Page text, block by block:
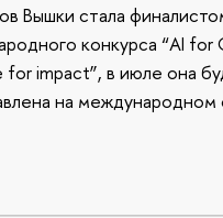
Вышки стала
конкурса “AI for
for impact”, в июле она
на международном